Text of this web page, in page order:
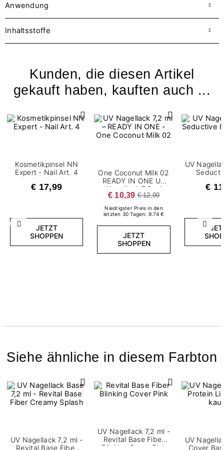
Anwendung
Inhaltsstoffe
Kunden, die diesen Artikel
gekauft haben, kauften auch ...
Zurück
Kosmetikpinsel NN
Expert - Nail Art. 4
€ 17,99
JETZT
SHOPPEN
One Coconut Milk 02
READY IN ONE UV
Nagellack 7,2 ml
€ 10,39 € 12,99
Niedrigster Preis in den
letzten 30 Tagen: 9.74 €
JETZT
SHOPPEN
UV
€
Siehe ähnliche in diesem Farbton
UV Nagellack 7,2 ml -
Revital Base Fiber
UV Nagellack 7,2 ml -
Revital Base Fiber
Blinking Cover Pink
UV
Cover